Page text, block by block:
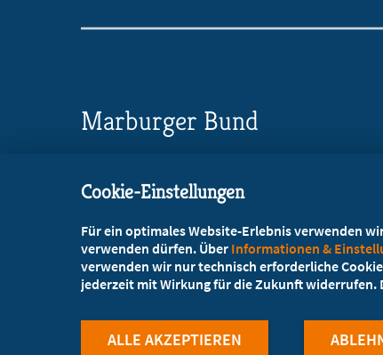
Marburger Bund
Wörthstraße 20, 50668 Köln
+49 221 72003-73
+49 221 72003-86
Cookie-Einstellungen
Für ein optimales Website-Erlebnis verwenden
verwenden dürfen. Über Informationen &
verwenden wir nur technisch erforderliche
jederzeit mit Wirkung für die Zukunft widerrufen.
ALLE AKZEPTIEREN